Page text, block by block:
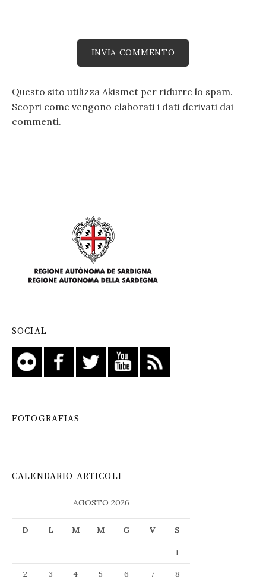
Questo sito utilizza Akismet per ridurre lo spam.
Scopri come vengono elaborati i dati derivati dai
commenti.
SOCIAL
FOTOGRAFIAS
CALENDARIO ARTICOLI
AGOSTO 2026
D L M M G V S
1
2
3 4 5 6 7
8